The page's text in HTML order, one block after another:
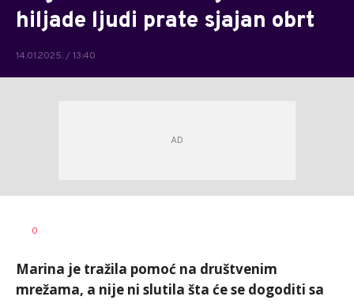
hiljade ljudi prate sjajan obrt
14.01.2025. / 13:40
AUTOR
0
Marina je tražila pomoć na društvenim
mrežama, a nije ni slutila šta će se dogoditi sa